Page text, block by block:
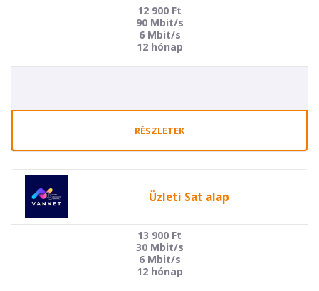
12 900 Ft
90 Mbit/s
6 Mbit/s
12 hónap
RÉSZLETEK
Üzleti Sat alap
13 900 Ft
30 Mbit/s
6 Mbit/s
12 hónap